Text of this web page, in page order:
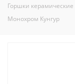
Горшки керамические
Монохром Кунгур